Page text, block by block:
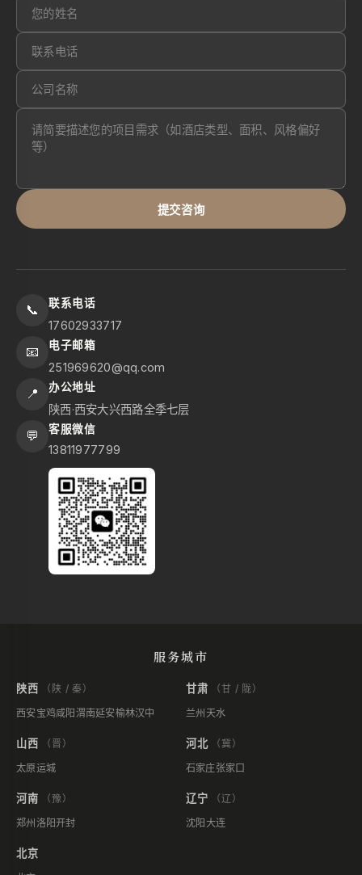
提交咨询
📞 联系电话
17602933717
📧 电子邮箱
251969620@qq.com
📍 办公地址
陕西·西安大兴西路全季七层
💬 客服微信
13811977799
服务城市
陕西
（陕 / 秦）
西安宝鸡咸阳 渭南延安榆林汉中
甘肃
（甘 / 陇）
兰州 天水
山西
（晋）
太原运城
河北
（冀）
石家庄张家口
河南
（豫）
郑州 洛阳开封
辽宁
（辽）
沈阳 大连
北京